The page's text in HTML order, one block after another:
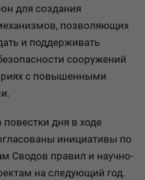
для создания
позволяющих
и поддерживать
сооружений
с повышенными
дня в ходе
инициативы по
Сводов правил и научно-
на следующий год.